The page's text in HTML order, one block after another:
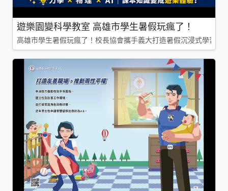
遊樂園變科學教室 高雄市學生暑假玩瘋了！
高雄市學生暑假玩瘋了！校長協會攜手義大打造暑假沉浸式學習基